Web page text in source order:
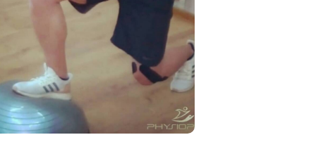
κινησιοθεραπεία, εκτός από μία
τεχνική αποκατάστασης,
να λειτουργήσει και ως μέσο
πρόληψης τραυματισμών.